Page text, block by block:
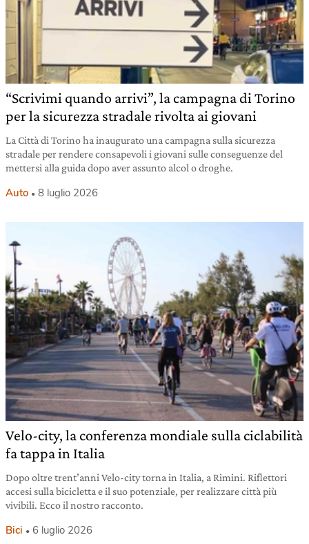
“Scrivimi quando arrivi”, la campagna di Torino
per la sicurezza stradale rivolta ai giovani
La Città di Torino ha inaugurato una campagna sulla sicurezza
stradale per rendere consapevoli i giovani sulle conseguenze del
mettersi alla guida dopo aver assunto alcol o droghe.
Auto 8 luglio 2026
Velo-city, la conferenza mondiale sulla ciclabilità
fa tappa in Italia
Dopo oltre trent’anni Velo-city torna in Italia, a Rimini. Riflettori
accesi sulla bicicletta e il suo potenziale, per realizzare città più
vivibili. Ecco il nostro racconto.
Bici 6 luglio 2026